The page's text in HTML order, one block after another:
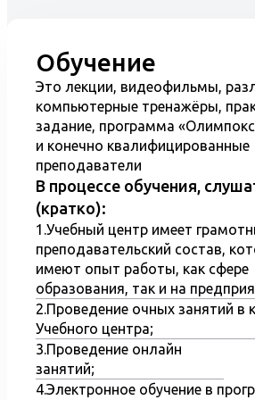
автотранспорта;
•Экологические требования и
•Пожарно-технический минимум
специальностей;
•Правила оказания первой
Удостоверение получение в
Учебном центре Центр-плюс,
большой шанс получить
высокооплачиваемую работу.
Если у Вас возникли вопросы,
Обучение
Это лекции, видеофильмы,
компьютерные тренажёры,
задание, программа
и конечно квалифицированные
преподаватели
В процессе обучения,
(кратко):
1.Учебный центр имеет
преподавательский состав,
имеют опыт работы, как сфере
образования, так и на
2.Проведение очных занятий в
Учебного центра;
3.Проведение онлайн
занятий;
4.Электронное обучение в